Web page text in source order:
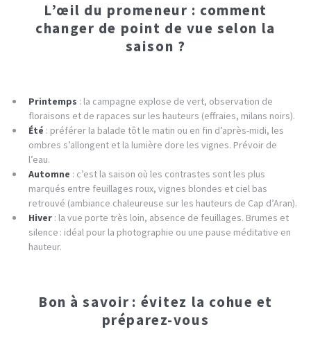
L’œil du promeneur : comment
changer de point de vue selon la
saison ?
Printemps : la campagne explose de vert, observation de
floraisons et de rapaces sur les hauteurs (effraies, milans noirs).
Été : préférer la balade tôt le matin ou en fin d’après-midi, les
ombres s’allongent et la lumière dore les vignes. Prévoir de
l’eau.
Automne : c’est la saison où les contrastes sont les plus
marqués entre feuillages roux, vignes blondes et ciel bas
retrouvé (ambiance chaleureuse sur les hauteurs de Cap d’Aran).
Hiver : la vue porte très loin, absence de feuillages. Brumes et
silence : idéal pour la photographie ou une pause méditative en
hauteur.
Bon à savoir : évitez la cohue et
préparez-vous